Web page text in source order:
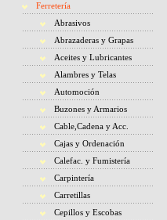
Ferretería
Abrasivos
Abrazaderas y Grapas
Aceites y Lubricantes
Alambres y Telas
Automoción
Buzones y Armarios
Cable,Cadena y Acc.
Cajas y Ordenación
Calefac. y Fumistería
Carpintería
Carretillas
Cepillos y Escobas